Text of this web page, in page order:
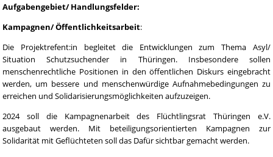
Aufgabengebiet/ Handlungsfelder:
Kampagnen/ Öffentlichkeitsarbeit:
Die Projektrefent:in begleitet die Entwicklungen zum Thema Asyl/
Situation Schutzsuchender in Thüringen. Insbesondere sollen
menschenrechtliche Positionen in den öffentlichen Diskurs eingebracht
werden, um bessere und menschenwürdige Aufnahmebedingungen zu
erreichen und Solidarisierungsmöglichkeiten aufzuzeigen.
2024 soll die Kampagnenarbeit des Flüchtlingsrat Thüringen e.V.
ausgebaut werden. Mit beteiligungsorientierten Kampagnen zur
Solidarität mit Geflüchteten soll das Dafür sichtbar gemacht werden.